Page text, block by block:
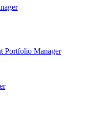
Portfolio Manager